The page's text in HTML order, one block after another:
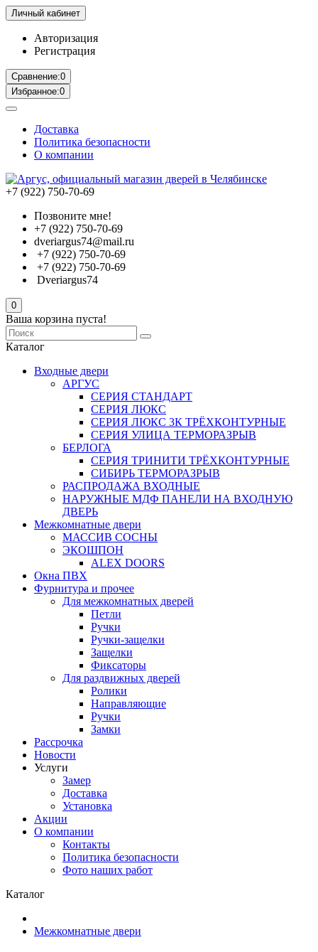
Личный кабинет
Авторизация
Регистрация
Сравнение:0
Избранное:0
Доставка
Политика безопасности
О компании
+7 (922) 750-70-69
Позвоните мне!
+7 (922) 750-70-69
dveriargus74@mail.ru
+7 (922) 750-70-69
+7 (922) 750-70-69
Dveriargus74
0
Ваша корзина пуста!
Каталог
Входные двери
АРГУС
СЕРИЯ СТАНДАРТ
СЕРИЯ ЛЮКС
СЕРИЯ ЛЮКС 3К ТРЁХКОНТУРНЫЕ
СЕРИЯ УЛИЦА ТЕРМОРАЗРЫВ
БЕРЛОГА
СЕРИЯ ТРИНИТИ ТРЁХКОНТУРНЫЕ
СИБИРЬ ТЕРМОРАЗРЫВ
РАСПРОДАЖА ВХОДНЫЕ
НАРУЖНЫЕ МДФ ПАНЕЛИ НА ВХОДНУЮ
ДВЕРЬ
Межкомнатные двери
МАССИВ СОСНЫ
ЭКОШПОН
ALEX DOORS
Окна ПВХ
Фурнитура и прочее
Для межкомнатных дверей
Петли
Ручки
Ручки-защелки
Защелки
Фиксаторы
Для раздвижных дверей
Ролики
Направляющие
Ручки
Замки
Рассрочка
Новости
Услуги
Замер
Доставка
Установка
Акции
О компании
Контакты
Политика безопасности
Фото наших работ
Каталог
Межкомнатные двери